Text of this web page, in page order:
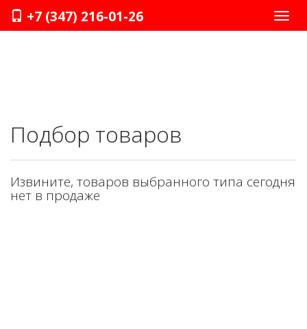
+7 (347) 216-01-26
Подбор товаров
Извините, товаров выбранного типа сегодня
нет в продаже